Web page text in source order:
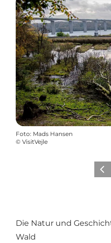
Foto: Mads Hansen
© VisitVejle
Die Natur und
Wald